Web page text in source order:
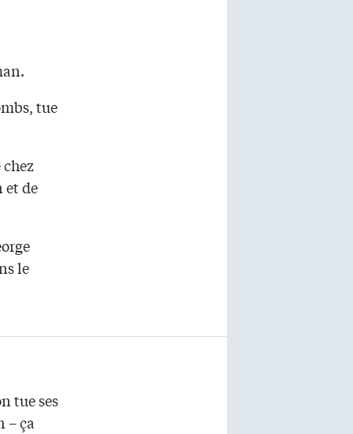
tue
et de
le
tue ses
– ça